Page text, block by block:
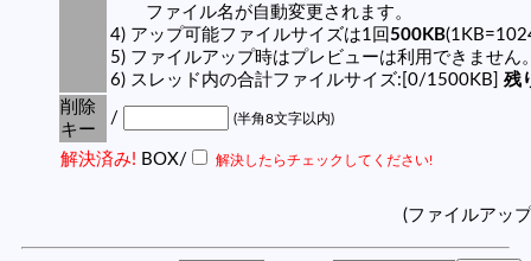
ファイル名が自動変更されます。
4) アップ可能ファイルサイズは1回 500KB
5) ファイルアップ時はプレビューは利用できません
6) スレッド内の合計ファイルサイズ:[0/1500KB] 残
削除
キー
/ (半角8文字以内)
解決済み! BOX/ 解決したらチェックしてください!
(ファイルアッ